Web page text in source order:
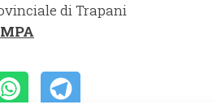
di Trapani